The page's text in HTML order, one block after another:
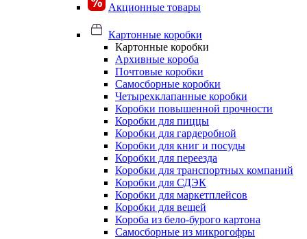
Акционные товары
Картонные коробки
Картонные коробки
Архивные короба
Почтовые коробки
Самосборные коробки
Четырехклапанные коробки
Коробки повышенной прочности
Коробки для пиццы
Коробки для гардеробной
Коробки для книг и посуды
Коробки для переезда
Коробки для транспортных компаний
Коробки для СДЭК
Коробки для маркетплейсов
Коробки для вещей
Короба из бело-бурого картона
Самосборные из микрогофры